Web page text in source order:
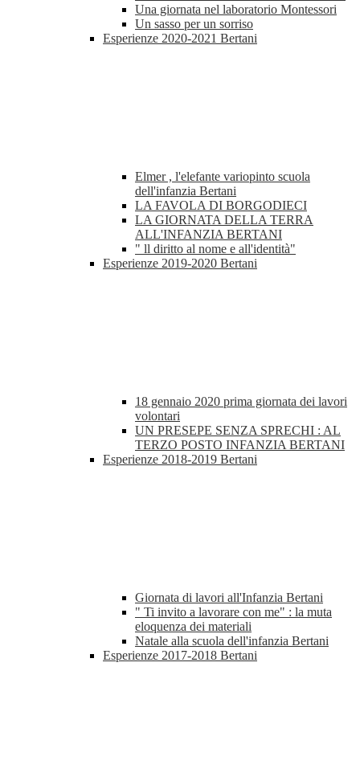
Una giornata nel laboratorio Montessori
Un sasso per un sorriso
Esperienze 2020-2021 Bertani
Elmer , l'elefante variopinto scuola
dell'infanzia Bertani
LA FAVOLA DI BORGODIECI
LA GIORNATA DELLA TERRA
ALL'INFANZIA BERTANI
" ll diritto al nome e all'identità"
Esperienze 2019-2020 Bertani
18 gennaio 2020 prima giornata dei lavori
volontari
UN PRESEPE SENZA SPRECHI : AL
TERZO POSTO INFANZIA BERTANI
Esperienze 2018-2019 Bertani
Giornata di lavori all'Infanzia Bertani
" Ti invito a lavorare con me" : la muta
eloquenza dei materiali
Natale alla scuola dell'infanzia Bertani
Esperienze 2017-2018 Bertani